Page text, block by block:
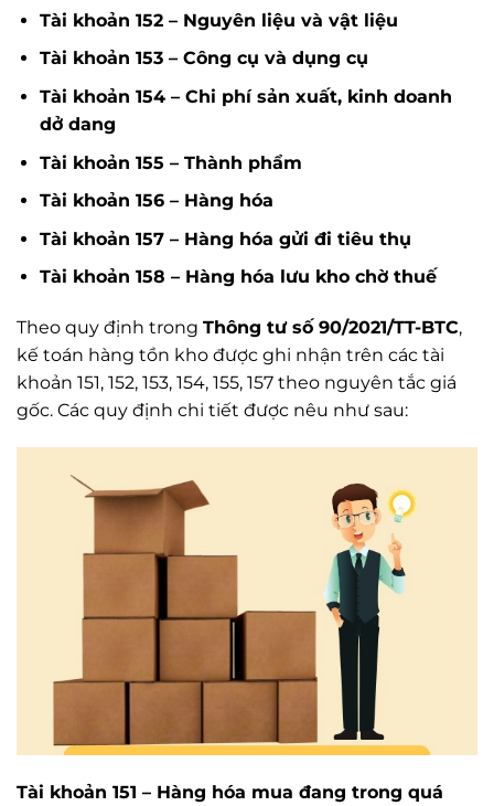
Tài khoản 152 – Nguyên liệu và vật liệu
Tài khoản 153 – Công cụ và dụng cụ
Tài khoản 154 – Chi phí sản xuất, kinh doanh
dở dang
Tài khoản 155 – Thành phẩm
Tài khoản 156 – Hàng hóa
Tài khoản 157 – Hàng hóa gửi đi tiêu thụ
Tài khoản 158 – Hàng hóa lưu kho chờ thuế
Theo quy định trong Thông tư số 90/2021/TT-BTC,
kế toán hàng tồn kho được ghi nhận trên các tài
khoản 151, 152, 153, 154, 155, 157 theo nguyên tắc giá
gốc. Các quy định chi tiết được nêu như sau:
Tài khoản 151 – Hàng hóa mua đang trong quá